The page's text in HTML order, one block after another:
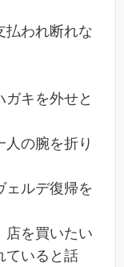
払われ断れな
キを外せと
の腕を折り
ェルデ復帰を
店を買いたい
ていると話